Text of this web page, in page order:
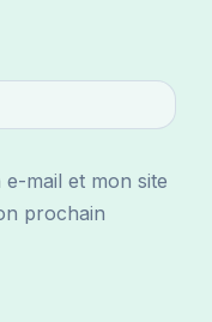
mail et mon site
prochain